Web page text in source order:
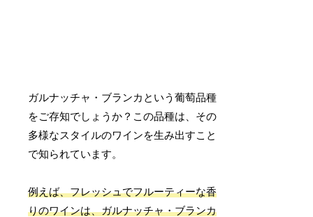
ガルナッチャ・ブランカという葡萄品種
をご存知でしょうか？この品種は、その
多様なスタイルのワインを生み出すこと
で知られています。
例えば、フレッシュでフルーティーな香
りのワインは、ガルナッチャ・ブランカ